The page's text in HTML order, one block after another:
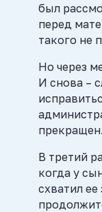
был
перед
такого не
Но через
И снова –
прекращен.
В третий
когда у
схватил